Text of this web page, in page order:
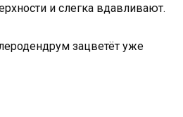
и слегка вдавливают.
зацветёт уже